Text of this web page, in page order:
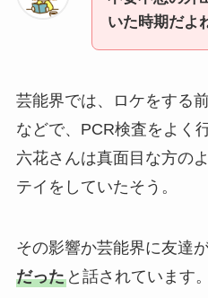
いた時期だよ
芸能界では、ロケをする
などで、PCR検査をよく
六花さんは真面目な方の
テイをしていたそう。
その影響か芸能界に友達が
だったと話されています